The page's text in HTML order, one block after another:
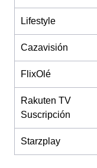
Lifestyle
Cazavisión
FlixOlé
Rakuten TV
Suscripción
Starzplay